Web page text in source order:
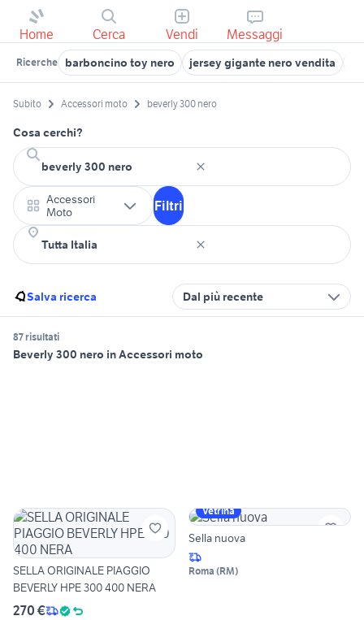
Home Cerca Vendi Messaggi
Ricerche barboncino toy nero jersey gigante nero vendita
Subito Accessori moto beverly 300 nero
Cosa cerchi?
Accessori
Moto
Filtri
Salva ricerca Dal più recente
87 risultati
Beverly 300 nero in Accessori moto
SELLA ORIGINALE PIAGGIO
BEVERLY HPE 300 400 NERA
270 €
Vetrina
Sella nuova
Roma (RM)